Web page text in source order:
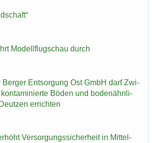
Mo­dell­flug­schau durch
Ber­ger Ent­sor­gung Ost GmbH darf Zwi­
Böden und bo­den­ähn­li­
er­rich­ten
Ver­sor­gungs­si­cher­heit in Mittel-​